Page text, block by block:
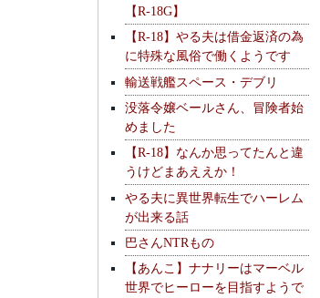
【R-18G】
【R-18】やる夫は借金返済の為
に特殊な風俗で働くようです
輸送戦艦スペース・デブリ
没落令嬢ベールさん、冒険者始
めました
【R-18】なんか思ってたんと違
うけどまあええか！
やる夫に異世界転生でハーレム
が出来る話
巴さんNTRもの
【あんこ】ナナリーはマーベル
世界でヒーローを目指すようで